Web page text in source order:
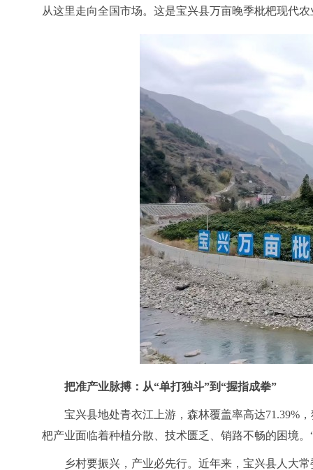
从这里走向全国市场。这是宝兴县万亩晚季枇杷现代
把准产业脉搏：从“单打独斗”到“握指成拳”
宝兴县地处青衣江上游，森林覆盖率高达71.39%
杷产业面临着种植分散、技术匮乏、销路不畅的困境
乡村要振兴，产业必先行。近年来，宝兴县人大